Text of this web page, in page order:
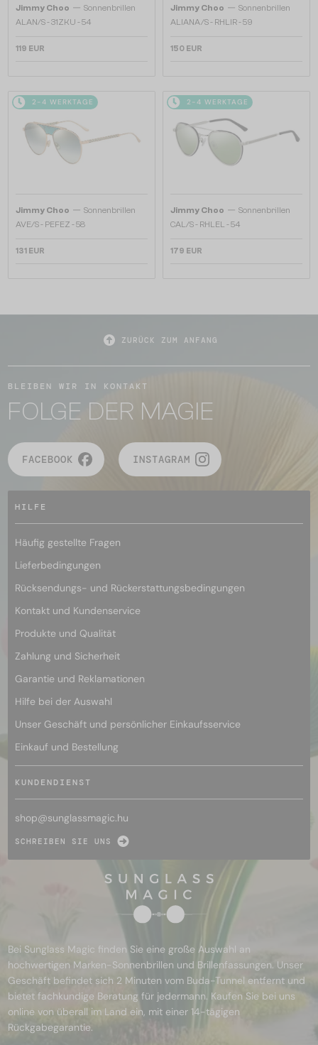
Jimmy Choo — Sonnenbrillen
ALAN/S - 31ZKU - 54
119 EUR
Jimmy Choo — Sonnenbrillen
ALIANA/S - RHLIR - 59
150 EUR
2-4 WERKTAGE
Jimmy Choo — Sonnenbrillen
AVE/S - PEFEZ - 58
131 EUR
2-4 WERKTAGE
Jimmy Choo — Sonnenbrillen
CAL/S - RHLEL - 54
179 EUR
ZURÜCK ZUM ANFANG
BLEIBEN WIR IN KONTAKT
FOLGE DER MAGIE
FACEBOOK INSTAGRAM
HILFE
Häufig gestellte Fragen
Lieferbedingungen
Rücksendungs- und Rückerstattungsbedingungen
Kontakt und Kundenservice
Produkte und Qualität
Zahlung und Sicherheit
Garantie und Reklamationen
Hilfe bei der Auswahl
Unser Geschäft und persönlicher Einkaufsservice
Einkauf und Bestellung
KUNDENDIENST
shop@sunglassmagic.hu
SCHREIBEN SIE UNS
Bei Sunglass Magic finden Sie eine große Auswahl an
hochwertigen Marken-Sonnenbrillen und Brillenfassungen. Unser
Geschäft befindet sich 2 Minuten vom Buda-Tunnel entfernt und
bietet fachkundige Beratung für jedermann. Kaufen Sie bei uns
online von überall im Land ein, mit einer 14-tägigen
Rückgabegarantie.